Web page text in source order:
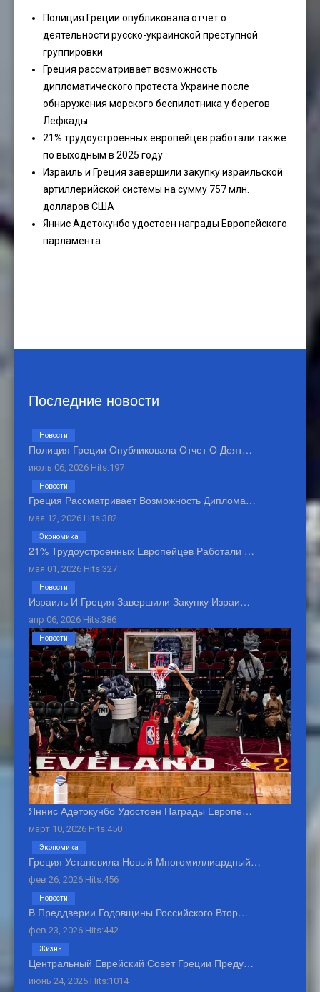
Полиция Греции опубликовала отчет о
деятельности русско-украинской преступной
группировки
Греция рассматривает возможность
дипломатического протеста Украине после
обнаружения морского беспилотника у берегов
Лефкады
21% трудоустроенных европейцев работали также
по выходным в 2025 году
Израиль и Греция завершили закупку израильской
артиллерийской системы на сумму 757 млн.
долларов США
Яннис Адетокунбо удостоен награды Европейского
парламента
Последние новости
Полиция Греции Опубликовала Отчет О Деят…
июль 06, 2026 Hits:197
Новости
Греция Рассматривает Возможность Диплома…
мая 12, 2026 Hits:382
Новости
21% Трудоустроенных Европейцев Работали …
мая 01, 2026 Hits:327
Экономика
Израиль И Греция Завершили Закупку Израи…
апр 06, 2026 Hits:386
Новости
Яннис Адетокунбо Удостоен Награды Европе…
март 10, 2026 Hits:450
Новости
Греция Установила Новый Многомиллиардный…
фев 26, 2026 Hits:456
Экономика
В Преддверии Годовщины Российского Втор…
фев 23, 2026 Hits:442
Новости
Центральный Еврейский Совет Греции Преду…
июнь 24, 2025 Hits:1014
Жизнь